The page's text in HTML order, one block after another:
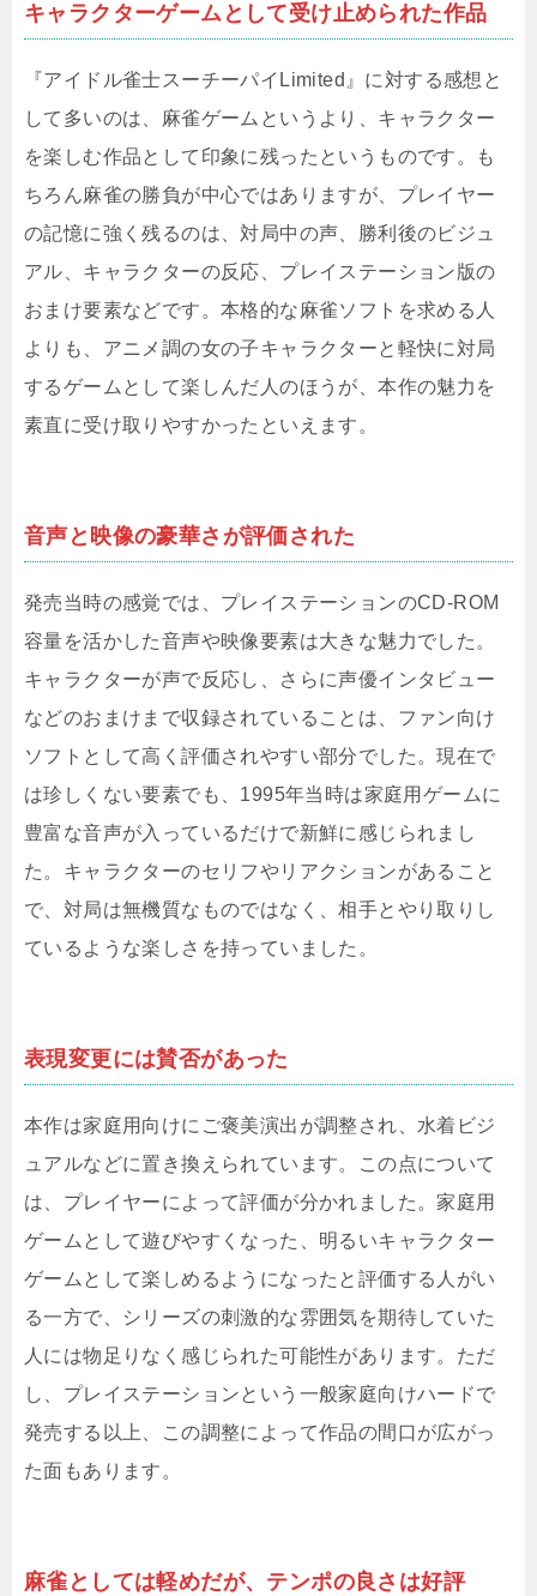
キャラクターゲームとして受け止められた作品
『アイドル雀士スーチーパイLimited』に対する感想と
して多いのは、麻雀ゲームというより、キャラクター
を楽しむ作品として印象に残ったというものです。も
ちろん麻雀の勝負が中心ではありますが、プレイヤー
の記憶に強く残るのは、対局中の声、勝利後のビジュ
アル、キャラクターの反応、プレイステーション版の
おまけ要素などです。本格的な麻雀ソフトを求める人
よりも、アニメ調の女の子キャラクターと軽快に対局
するゲームとして楽しんだ人のほうが、本作の魅力を
素直に受け取りやすかったといえます。
音声と映像の豪華さが評価された
発売当時の感覚では、プレイステーションのCD-ROM
容量を活かした音声や映像要素は大きな魅力でした。
キャラクターが声で反応し、さらに声優インタビュー
などのおまけまで収録されていることは、ファン向け
ソフトとして高く評価されやすい部分でした。現在で
は珍しくない要素でも、1995年当時は家庭用ゲームに
豊富な音声が入っているだけで新鮮に感じられまし
た。キャラクターのセリフやリアクションがあること
で、対局は無機質なものではなく、相手とやり取りし
ているような楽しさを持っていました。
表現変更には賛否があった
本作は家庭用向けにご褒美演出が調整され、水着ビジ
ュアルなどに置き換えられています。この点について
は、プレイヤーによって評価が分かれました。家庭用
ゲームとして遊びやすくなった、明るいキャラクター
ゲームとして楽しめるようになったと評価する人がい
る一方で、シリーズの刺激的な雰囲気を期待していた
人には物足りなく感じられた可能性があります。ただ
し、プレイステーションという一般家庭向けハードで
発売する以上、この調整によって作品の間口が広がっ
た面もあります。
麻雀としては軽めだが、テンポの良さは好評